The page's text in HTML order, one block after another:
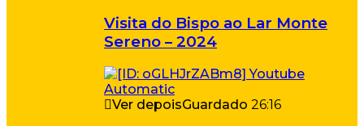
Visita do Bispo ao Lar Monte
Sereno – 2024
Ver depoisGuardado 26:16